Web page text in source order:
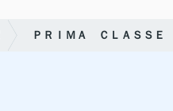
ＰＲＩＭＡ ＣＬＡＳＳＥ